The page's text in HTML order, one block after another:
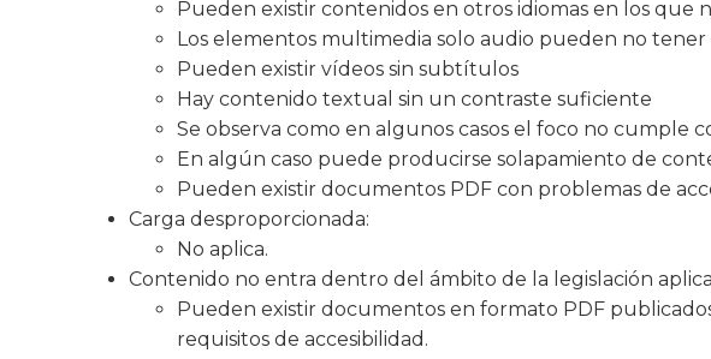
Pueden existir contenidos en otros idiomas en los
Los elementos multimedia solo audio pueden no
Pueden existir vídeos sin subtítulos
Hay contenido textual sin un contraste suficiente
Se observa como en algunos casos el foco no cumple
En algún caso puede producirse solapamiento de
Pueden existir documentos PDF con problemas de
Carga desproporcionada:
No aplica.
Contenido no entra dentro del ámbito de la legislación
Pueden existir documentos en formato PDF
requisitos de accesibilidad.